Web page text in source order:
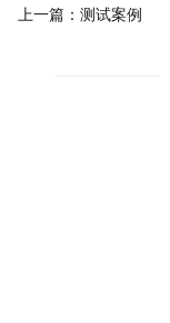
上一篇： 测试案例